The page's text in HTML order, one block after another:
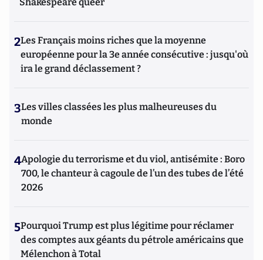
2Les Français moins riches que la moyenne
européenne pour la 3e année consécutive : jusqu'où
ira le grand déclassement ?
3Les villes classées les plus malheureuses du
monde
4Apologie du terrorisme et du viol, antisémite : Boro
700, le chanteur à cagoule de l’un des tubes de l’été
2026
5Pourquoi Trump est plus légitime pour réclamer
des comptes aux géants du pétrole américains que
Mélenchon à Total